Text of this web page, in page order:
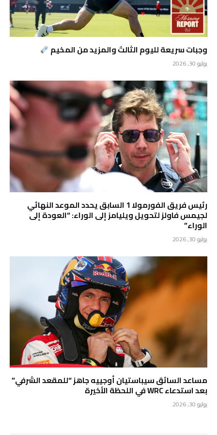
وجبات سريعة لليوم الثالث والمزيد من المخيم
يوليو 30, 2026
رئيس فريق الفورمولا 1 السابق يحدد الموعد النهائي
لجيمس فاولز لتحويل ويليامز إلى الوراء: “العودة إلى
الوراء”
يوليو 30, 2026
مساعد السائق سيباستيان أوجييه جاهز “للمقعد الشرفي”
بعد استدعاء WRC في اللحظة الأخيرة
يوليو 30, 2026